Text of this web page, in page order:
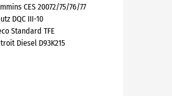
CES 20072/75/76/77
DQC III-10
Standard TFE
Diesel D93K215